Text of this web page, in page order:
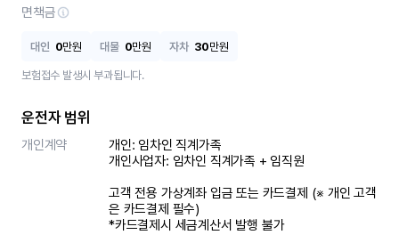
면책금
대인 0만원 대물 0만원 자차 30만원
보험접수 발생시 부과됩니다.
운전자 범위
개인계약
개인: 임차인 직계가족
개인사업자: 임차인 직계가족 + 임직원
고객 전용 가상계좌 입금 또는 카드결제 (※ 개인 고객
은 카드결제 필수)
*카드결제시 세금계산서 발행 불가